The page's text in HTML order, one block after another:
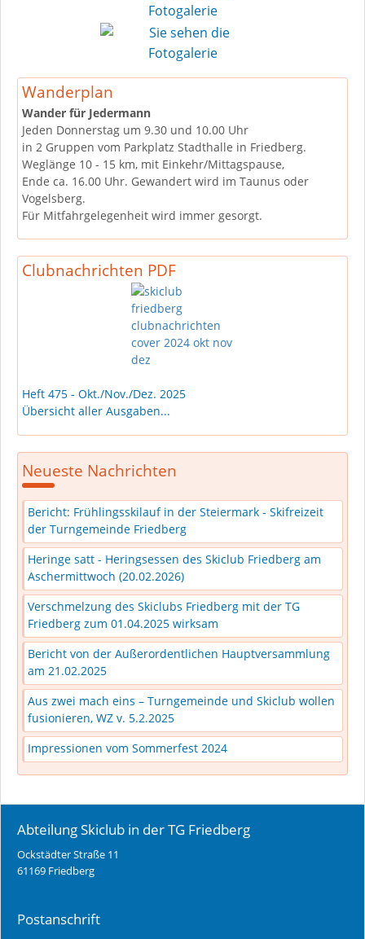
Wanderplan
Wander für Jedermann
Jeden Donnerstag um 9.30 und 10.00 Uhr
in 2 Gruppen vom Parkplatz Stadthalle in Friedberg.
Weglänge 10 - 15 km, mit Einkehr/Mittagspause,
Ende ca. 16.00 Uhr. Gewandert wird im Taunus oder
Vogelsberg.
Für Mitfahrgelegenheit wird immer gesorgt.
Clubnachrichten PDF
Heft 475 - Okt./Nov./Dez. 2025
Übersicht aller Ausgaben...
Neueste Nachrichten
Bericht: Frühlingsskilauf in der Steiermark - Skifreizeit
der Turngemeinde Friedberg
Heringe satt - Heringsessen des Skiclub Friedberg am
Aschermittwoch (20.02.2026)
Verschmelzung des Skiclubs Friedberg mit der TG
Friedberg zum 01.04.2025 wirksam
Bericht von der Außerordentlichen Hauptversammlung
am 21.02.2025
Aus zwei mach eins – Turngemeinde und Skiclub wollen
fusionieren, WZ v. 5.2.2025
Impressionen vom Sommerfest 2024
Abteilung Skiclub in der TG Friedberg
Ockstädter Straße 11
61169 Friedberg
Postanschrift